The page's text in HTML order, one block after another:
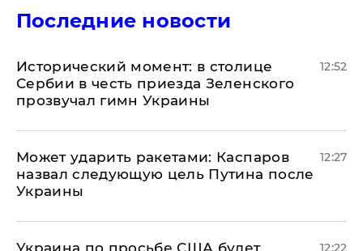
Последние новости
Исторический момент: в столице
Сербии в честь приезда Зеленского
прозвучал гимн Украины
12:52
Может ударить ракетами: Каспаров
назвал следующую цель Путина после
Украины
12:27
Украина по просьбе США будет 12:22